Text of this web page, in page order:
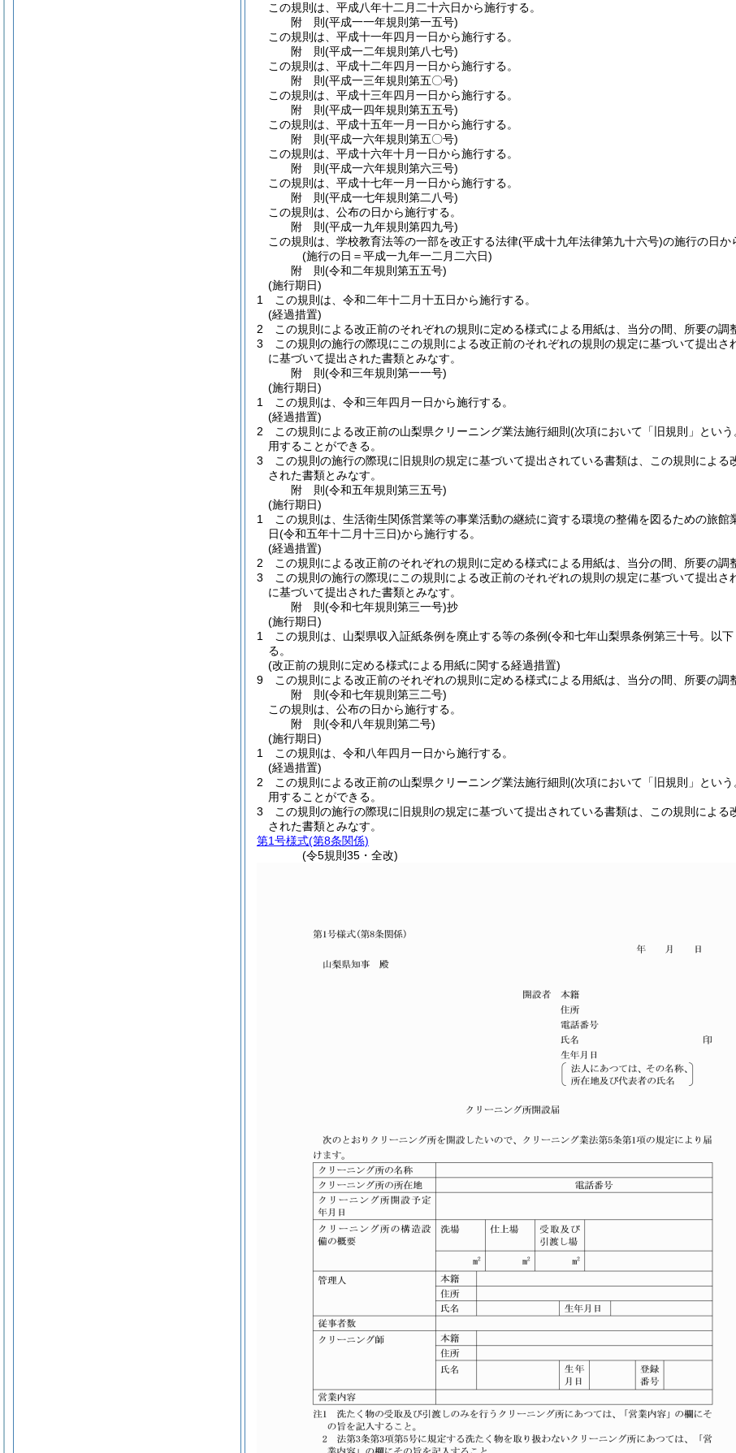
この規則は、平成八年十二月二十六日から施行する。
附 則(平成一一年規則第一五号)
この規則は、平成十一年四月一日から施行する。
附 則(平成一二年規則第八七号)
この規則は、平成十二年四月一日から施行する。
附 則(平成一三年規則第五〇号)
この規則は、平成十三年四月一日から施行する。
附 則(平成一四年規則第五五号)
この規則は、平成十五年一月一日から施行する。
附 則(平成一六年規則第五〇号)
この規則は、平成十六年十月一日から施行する。
附 則(平成一六年規則第六三号)
この規則は、平成十七年一月一日から施行する。
附 則(平成一七年規則第二八号)
この規則は、公布の日から施行する。
附 則(平成一九年規則第四九号)
この規則は、学校教育法等の一部を改正する法律(平成十九年法律第九十六号)の施行の日か
(施行の日＝平成一九年一二月二六日)
附 則(令和二年規則第五五号)
(施行期日)
1
この規則は、令和二年十二月十五日から施行する。
(経過措置)
2
この規則による改正前のそれぞれの規則に定める様式による用紙は、当分の間、所要の調
3
この規則の施行の際現にこの規則による改正前のそれぞれの規則の規定に基づいて提出
に基づいて提出された書類とみなす。
附 則(令和三年規則第一一号)
(施行期日)
1
この規則は、令和三年四月一日から施行する。
(経過措置)
2
この規則による改正前の山梨県クリーニング業法施行細則 (次項において「旧規則」という
用することができる。
3
この規則の施行の際現に旧規則の規定に基づいて提出されている書類は、この規則によ
された書類とみなす。
附 則(令和五年規則第三五号)
(施行期日)
1
この規則は、生活衛生関係営業等の事業活動の継続に資する環境の整備を図るための旅館
日(令和五年十二月十三日)から施行する。
(経過措置)
2
この規則による改正前のそれぞれの規則に定める様式による用紙は、当分の間、所要の調
3
この規則の施行の際現にこの規則による改正前のそれぞれの規則の規定に基づいて提出
に基づいて提出された書類とみなす。
附 則(令和七年規則第三一号)抄
(施行期日)
1
この規則は、山梨県収入証紙条例を廃止する等の条例(令和七年山梨県条例第三十号。以
る。
(改正前の規則に定める様式による用紙に関する経過措置)
9
この規則による改正前のそれぞれの規則に定める様式による用紙は、当分の間、所要の調
附 則(令和七年規則第三二号)
この規則は、公布の日から施行する。
附 則(令和八年規則第二号)
(施行期日)
1
この規則は、令和八年四月一日から施行する。
(経過措置)
2
この規則による改正前の山梨県クリーニング業法施行細則 (次項において「旧規則」という
用することができる。
3
この規則の施行の際現に旧規則の規定に基づいて提出されている書類は、この規則によ
された書類とみなす。
第1号様式(第8条関係)
(令5規則35・全改)